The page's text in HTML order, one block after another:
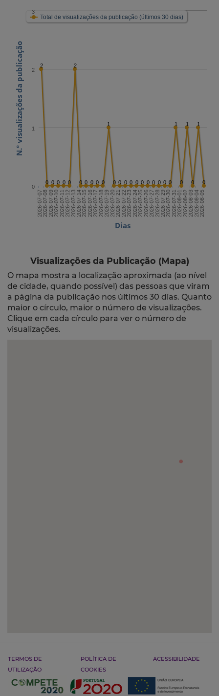
Dias
N.º visualizações da publicação 2
0 0 0 0 0
2
0 0 0 0 0
1
0 0 0 0 0 0 0 0 0 0 0
1
0
1
0
1
0
Total de visualizações da publicação (últimos 30 dias)
2026-07-072026-07-082026-07-092026-07-102026-07-112026-07-122026-07-132026-07-142026-07-152026-07-162026-07-172026-07-182026-07-192026-07-202026-07-212026-07-222026-07-232026-07-242026-07-252026-07-262026-07-272026-07-282026-07-292026-07-302026-07-312026-08-012026-08-022026-08-032026-08-042026-08-05
0
1
2
3
Visualizações da Publicação (Mapa)
O mapa mostra a localização aproximada (ao nível
de cidade, quando possível) das pessoas que viram
a página da publicação nos últimos 30 dias. Quanto
maior o círculo, maior o número de visualizações.
Clique em cada círculo para ver o número de
visualizações.
TERMOS DE
UTILIZAÇÃO
POLÍTICA DE
COOKIES
ACESSIBILIDADE